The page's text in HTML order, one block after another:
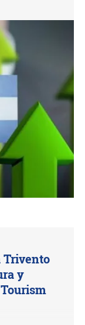
Trivento
y